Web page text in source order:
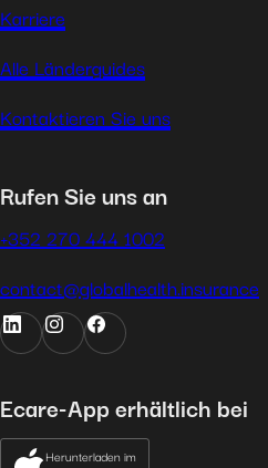
Karriere
Alle Länderguides
Kontaktieren Sie uns
Rufen Sie uns an
+352 270 444 1002
contact@globalhealth.insurance
Ecare-App erhältlich bei
Herunterladen im